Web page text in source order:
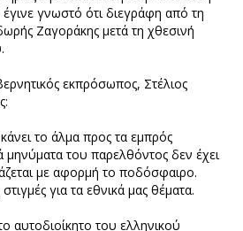
γνωστό ότι διεγράφη από τη
Ζαγοράκης μετά τη χθεσινή
εκπρόσωπος, Στέλιος
το άλμα προς τα εμπρός
μηνύματα του παρελθόντος δεν έχει
με αφορμή το ποδόσφαιρο.
για τα εθνικά μας θέματα.
αυτοδιοίκητο του ελληνικού